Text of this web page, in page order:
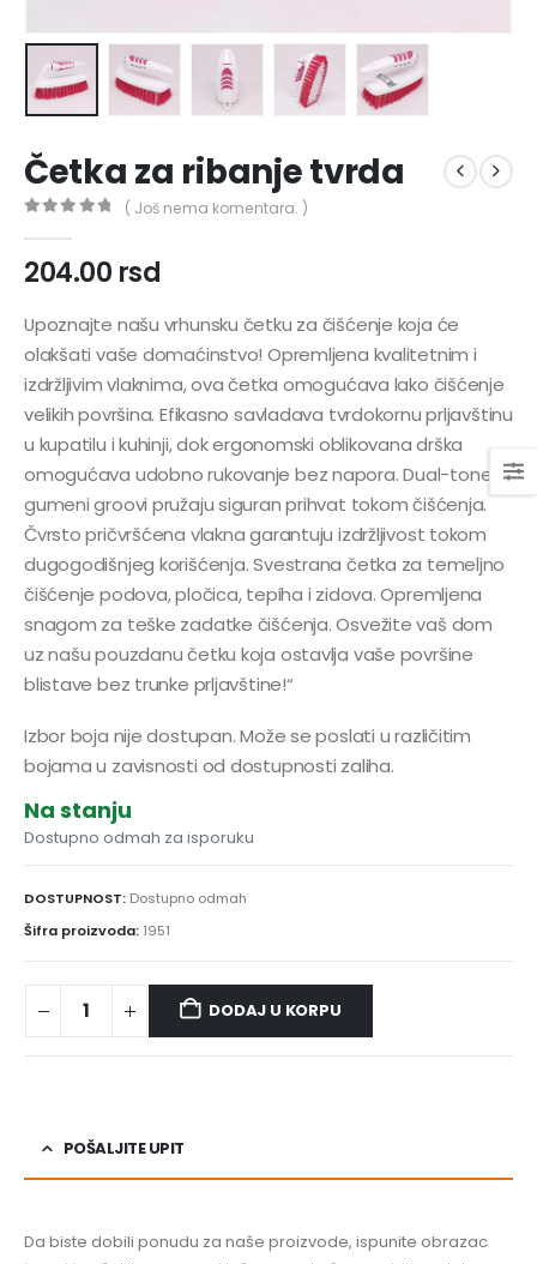
Četka za ribanje tvrda
( Još nema komentara. )
204.00 rsd
Upoznajte našu vrhunsku četku za čišćenje koja će
olakšati vaše domaćinstvo! Opremljena kvalitetnim i
izdržljivim vlaknima, ova četka omogućava lako čišćenje
velikih površina. Efikasno savladava tvrdokornu prljavštinu
u kupatilu i kuhinji, dok ergonomski oblikovana drška
omogućava udobno rukovanje bez napora. Dual-tone
gumeni groovi pružaju siguran prihvat tokom čišćenja.
Čvrsto pričvršćena vlakna garantuju izdržljivost tokom
dugogodišnjeg korišćenja. Svestrana četka za temeljno
čišćenje podova, pločica, tepiha i zidova. Opremljena
snagom za teške zadatke čišćenja. Osvežite vaš dom
uz našu pouzdanu četku koja ostavlja vaše površine
blistave bez trunke prljavštine!“
Izbor boja nije dostupan. Može se poslati u različitim
bojama u zavisnosti od dostupnosti zaliha.
Na stanju
Dostupno odmah za isporuku
DOSTUPNOST: Dostupno odmah
Šifra proizvoda: 1951
DODAJ U KORPU
POŠALJITE UPIT
Da biste dobili ponudu za naše proizvode, ispunite obrazac